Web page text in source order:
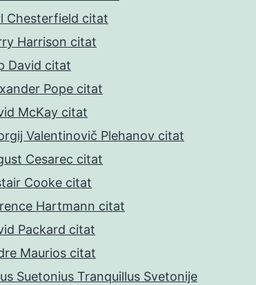
Chesterfield citat
Harrison citat
David citat
Pope citat
McKay citat
Valentinovič Plehanov citat
Cesarec citat
Cooke citat
Hartmann citat
Packard citat
Maurios citat
Suetonius Tranquillus Svetonije